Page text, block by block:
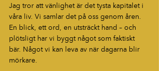
Jag tror att vänlighet är det tysta kapitalet i
våra liv. Vi samlar det på oss genom åren.
En blick, ett ord, en utsträckt hand – och
plötsligt har vi byggt något som faktiskt
bär. Något vi kan leva av när dagarna blir
mörkare.